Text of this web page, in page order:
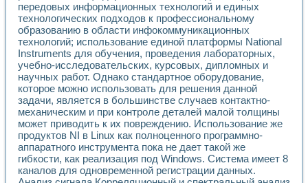
Автоматизация реометрических исследований на базе
Применение измерителя иммитанса для исследова¬ния
Исследование электромагнитных переходных процессов
Стенд для исследования электрических переходных
Автоматизация контроля сварных швов на базе
Измерительный контроль с применением
Моделирование надежности и эффективности систем
Лабораторные практикумы и учебные стенды
Автоматизация лабораторного стенда по измерению
Автоматизированные лабораторные комплексы для
Виртуальный прибор для исследования нелинейных
Использование виртуальных приборов в процесе
Использование программ ELECTRONICS WORKBENCH-
передовых информационных технологий и единых
технологических подходов к профессиональному
образованию в области инфокоммуникационных
технологий; использование единой платформы National
Instruments для обучения, проведения лабораторных,
учебно-исследовательских, курсовых, дипломных и
научных работ. Однако стандартное оборудование,
которое можно использовать для решения данной
задачи, является в большинстве случаев контактно-
механическим и при контроле деталей малой толщины
может приводить к их повреждению. Использование же
продуктов NI в Linux как полноценного программно-
аппаратного инструмента пока не дает такой же
гибкости, как реализация под Windows. Система имеет 8
каналов для одновременной регистрации данных.